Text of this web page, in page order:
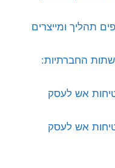
תהליך ומייצרים
החברתיות:
אש לעסק
אש לעסק